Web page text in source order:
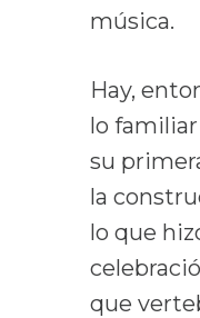
música.
Hay,
lo
su
la
lo que
que